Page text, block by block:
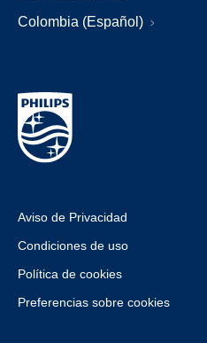
Colombia (Español)
Aviso de Privacidad
Condiciones de uso
Política de cookies
Preferencias sobre cookies